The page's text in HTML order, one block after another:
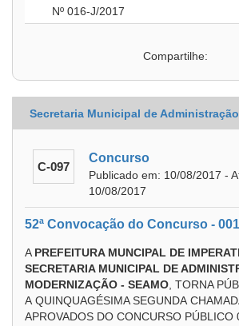
Nº 016-J/2017
Compartilhe:
Secretaria Municipal de
C-097
Concurso
Publicado em: 10/08/2017 -
10/08/2017
52ª Convocação do Concurso -
A PREFEITURA MUNCIPAL DE
SECRETARIA MUNICIPAL DE
MODERNIZAÇÃO - SEAMO , TORNA
A QUINQUAGÉSIMA SEGUNDA
APROVADOS DO CONCURSO PÚBLICO